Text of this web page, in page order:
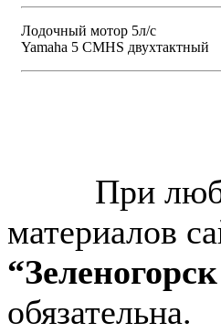
Лодочный мотор 5л/с
Yamaha 5 CMHS двухтактный
При
материалов
обязательна.